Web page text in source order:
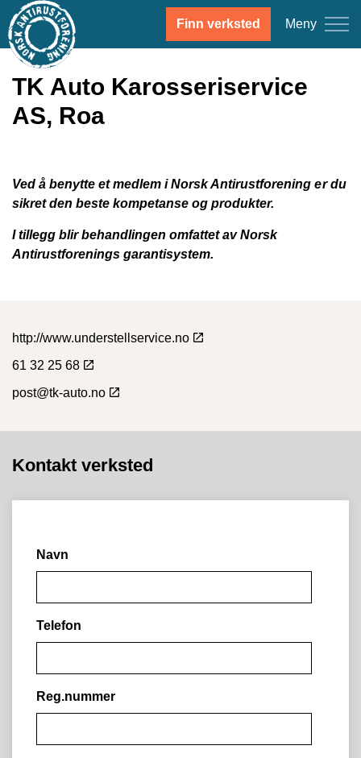
Finn verksted Meny
TK Auto Karosseriservice
AS, Roa
Ved å benytte et medlem i Norsk Antirustforening er du
sikret den beste kompetanse og produkter.
I tillegg blir behandlingen omfattet av Norsk
Antirustforenings garantisystem.
http://www.understellservice.no
61 32 25 68
post@tk-auto.no
Kontakt verksted
Navn
Telefon
Reg.nummer